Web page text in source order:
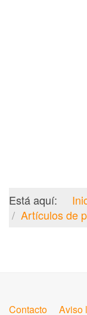
Está aquí:
Artículos de
Contacto Aviso